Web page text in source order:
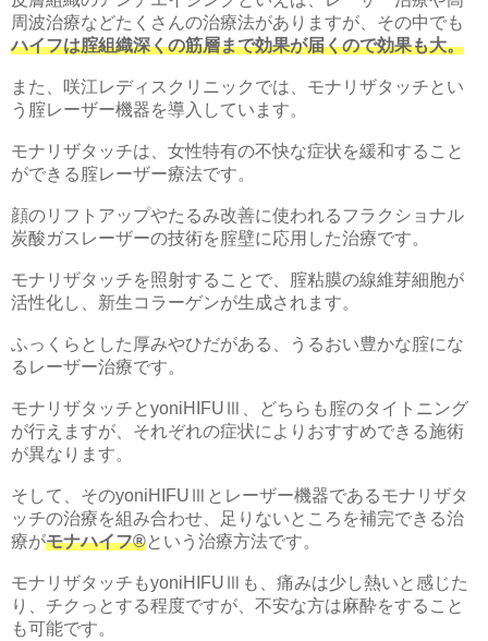
周波治療などたくさんの治療法がありますが、その中でも
ハイフは腟組織深くの筋層まで効果が届くので効果も大。
また、咲江レディスクリニックでは、モナリザタッチとい
う腟レーザー機器を導入しています。
モナリザタッチは、女性特有の不快な症状を緩和すること
ができる腟レーザー療法です。
顔のリフトアップやたるみ改善に使われるフラクショナル
炭酸ガスレーザーの技術を腟壁に応用した治療です。
モナリザタッチを照射することで、腟粘膜の線維芽細胞が
活性化し、新生コラーゲンが生成されます。
ふっくらとした厚みやひだがある、うるおい豊かな腟にな
るレーザー治療です。
モナリザタッチとyoniHIFUⅢ、どちらも腟のタイトニング
が行えますが、それぞれの症状によりおすすめできる施術
が異なります。
そして、そのyoniHIFUⅢとレーザー機器であるモナリザタ
ッチの治療を組み合わせ、足りないところを補完できる治
療がモナハイフ®という治療方法です。
モナリザタッチもyoniHIFUⅢも、痛みは少し熱いと感じた
り、チクっとする程度ですが、不安な方は麻酔をすること
も可能です。